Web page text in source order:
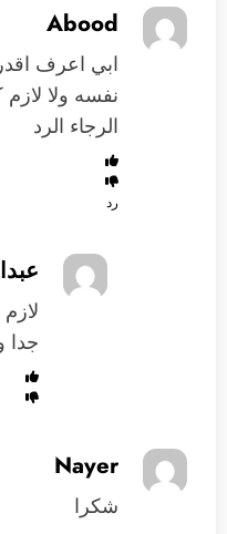
Abood
ابي اعرف
نفسه ولا لازم
الرجاء الرد
رد
جدا
Nayer
شكرا